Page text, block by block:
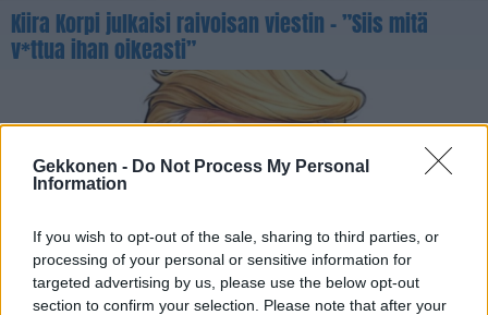
Gekkonen - Do Not Process My Personal
Information
If you wish to opt-out of the sale, sharing to third parties, or
processing of your personal or sensitive information for
targeted advertising by us, please use the below opt-out
section to confirm your selection. Please note that after your
Kiira Korpi julkaisi raivoisan viestin – ”Siis mitä
v*ttua ihan oikeasti”